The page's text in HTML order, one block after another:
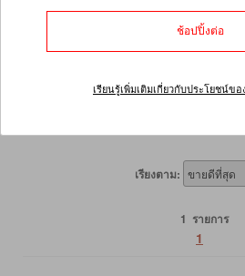
สัตว์เลี้ยงของคุณ คุณจะพบว่าผลิต
มากมายที่นี่ ทุกสิ่งที่คุณต้องการเพื่
ประสงค์เหล่านั้น พร้อมทั้งทำให้สัต
เรียงตาม:
1 รายการ
1
ช้อปปิ้งต่อ
เรียนรู้เพิ่มเติมเกี่ยวกับประโยชน์ข